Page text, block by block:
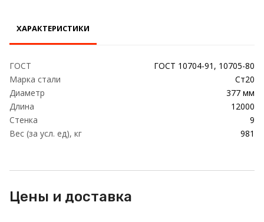
ХАРАКТЕРИСТИКИ
ГОСТ
ГОСТ 10704-91, 10705-80
Марка стали
Ст20
Диаметр
377 мм
Длина
12000
Стенка
9
Вес (за усл. ед), кг
981
Цены и доставка